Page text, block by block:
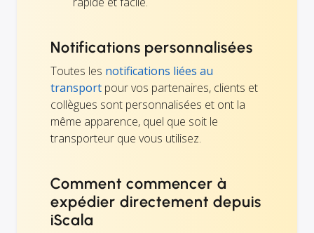
Notifications personnalisées
Toutes les notifications liées au
transport pour vos partenaires, clients et
collègues sont personnalisées et ont la
même apparence, quel que soit le
transporteur que vous utilisez.
Comment commencer à
expédier directement depuis
iScala